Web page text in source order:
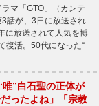
マ「GTO」（カンテ
話が、3日に放送され
放送されて人気を博
復活。50代になった“
唯”白石聖の正体が
ったよね」「宗教